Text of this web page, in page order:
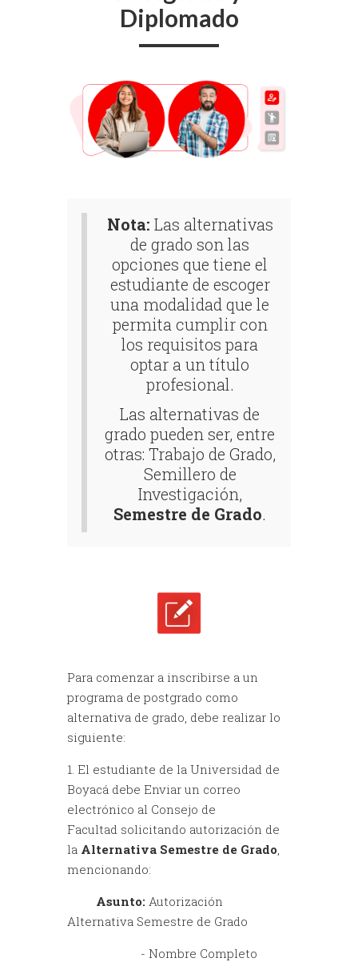
Diplomado
Nota: Las alternativas
de grado son las
opciones que tiene el
estudiante de escoger
una modalidad que le
permita cumplir con
los requisitos para
optar a un título
profesional.
Las alternativas de
grado pueden ser, entre
otras: Trabajo de Grado,
Semillero de
Investigación,
Semestre de Grado.
Para comenzar a inscribirse a un
programa de postgrado como
alternativa de grado, debe realizar lo
siguiente:
1. El estudiante de la Universidad de
Boyacá debe Enviar un correo
electrónico al Consejo de
Facultad solicitando autorización de
la Alternativa Semestre de Grado
mencionando:
Asunto: Autorización
Alternativa Semestre de Grado
- Nombre Completo